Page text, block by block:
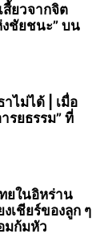
สี้ยวจากจิต
ชัยชนะ” บน
าไม่ได้ | เมื่อ
รยธรรม” ที่
ยในอิหร่าน
งเชียร์ของลูก ๆ
มก้มหัว